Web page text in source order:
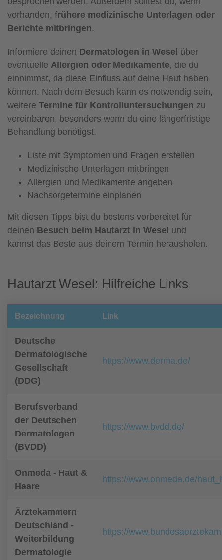
vorhanden, frühere medizinische Unterlagen oder
Berichte mitbringen.
Informiere deinen Dermatologen in Wesel über
eventuelle Allergien oder Medikamente, die du
einnimmst, da diese Einfluss auf deine Haut haben
können. Nach dem Besuch kann es notwendig sein,
weitere Termine für Kontrolluntersuchungen zu
vereinbaren, besonders wenn du eine längerfristige
Behandlung benötigst.
Liste mit Symptomen und Fragen erstellen
Medizinische Unterlagen mitbringen
Allergien und Medikamente angeben
Nachsorgetermine einplanen
Mit diesen Tipps bist du bestens vorbereitet für
deinen Besuch beim Hautarzt in Wesel und
kannst das Beste aus deinem Termin herausholen.
Hautarzt Wesel: Hilfreiche Links
Bezeichnung Link
Deutsche
Dermatologische
Gesellschaft
(DDG)
https://www.derma.de/
Berufsverband
der Deutschen
Dermatologen
(BVDD)
https://www.bvdd.de/
Onmeda - Haut &
Haare
https://www.onmeda.de/
Ärztekammern
Deutschland -
Weiterbildung
Dermatologie
https://